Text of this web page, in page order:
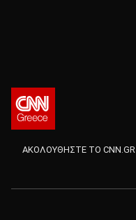
ΑΚΟΛΟΥΘΗΣΤΕ ΤΟ CNN.GR